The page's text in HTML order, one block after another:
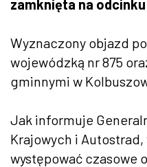
zamknięta na
Wyznaczony objazd
wojewódzką nr 875
gminnymi w
Jak informuje
Krajowych i
występować czasowe